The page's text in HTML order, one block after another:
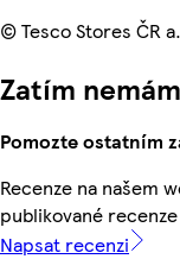
© Tesco Stores ČR
Zatím
Pomozte ostatním
Recenze na našem
publikované
Napsat recenzi